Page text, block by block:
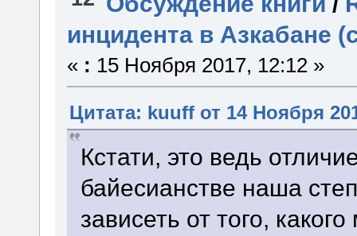
инцидента в Азкабане
« : 15 Ноября 2017, 12:12 »
Цитата: kuuff от 14 Ноября
Кстати, это ведь
байесианстве наша
зависеть от того,